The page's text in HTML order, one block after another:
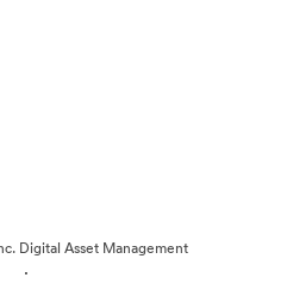
Digital Asset Management
·